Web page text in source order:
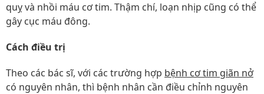
quỵ và nhồi máu cơ tim. Thậm chí, loạn nhịp cũng có thể
gây cục máu đông.
Cách điều trị
Theo các bác sĩ, với các trường hợp bệnh cơ tim giãn nở
có nguyên nhân, thì bệnh nhân cần điều chỉnh nguyên